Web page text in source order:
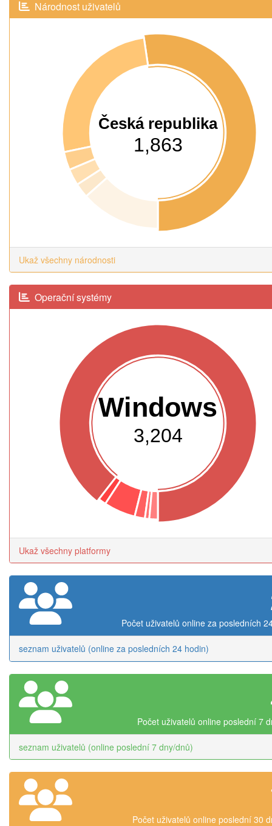
Národnost uživatelů
Česká republika
1,863
Ukaž všechny národnosti
Operační systémy
Windows
3,204
Ukaž všechny platformy
Počet uživatelů online za posledních
seznam uživatelů (online za posledních 24 hodin)
Počet uživatelů online poslední 7
seznam uživatelů (online poslední 7 dny/dnů)
Počet uživatelů online poslední 30